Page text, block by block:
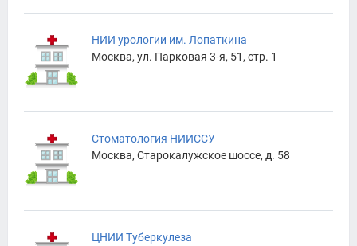
НИИ урологии им. Лопаткина
Москва, ул. Парковая 3-я, 51, стр. 1
Стоматология НИИССУ
Москва, Старокалужское шоссе, д. 58
ЦНИИ Туберкулеза